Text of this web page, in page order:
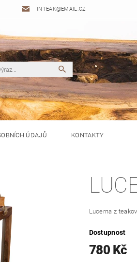
INTEAK@EMAIL.CZ
ÚDAJŮ KONTAKTY
Lucerna z
Dostupnost
780 Kč